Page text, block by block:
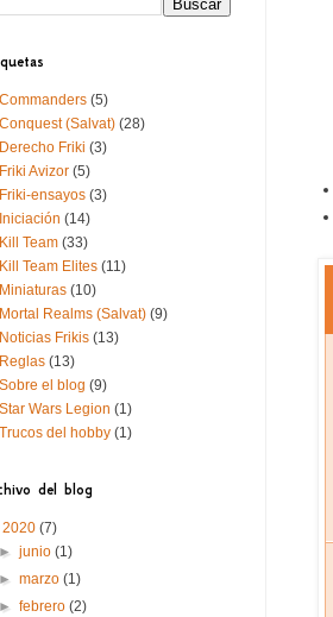
Commanders (5)
Conquest (Salvat) (28)
Derecho Friki (3)
Friki Avizor (5)
Friki-ensayos (3)
Iniciación (14)
Kill Team (33)
Kill Team Elites (11)
Miniaturas (10)
Mortal Realms (Salvat) (9)
Noticias Frikis (13)
Reglas (13)
Sobre el blog (9)
Star Wars Legion (1)
Trucos del hobby (1)
del blog
2020 (7)
►junio(1)
►marzo(1)
►febrero(2)